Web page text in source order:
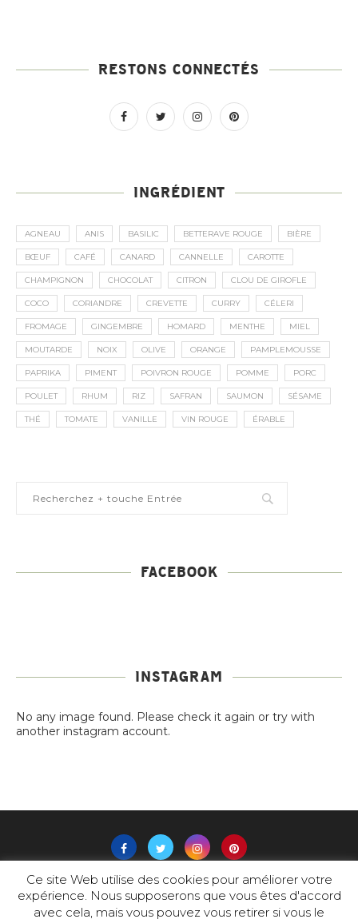
RESTONS CONNECTÉS
INGRÉDIENT
AGNEAU ANIS BASILIC BETTERAVE ROUGE BIÈRE
BŒUF CAFÉ CANARD CANNELLE CAROTTE
CHAMPIGNON CHOCOLAT CITRON CLOU DE GIROFLE
COCO CORIANDRE CREVETTE CURRY CÉLERI
FROMAGE GINGEMBRE HOMARD MENTHE MIEL
MOUTARDE NOIX OLIVE ORANGE PAMPLEMOUSSE
PAPRIKA PIMENT POIVRON ROUGE POMME PORC
POULET RHUM RIZ SAFRAN SAUMON SÉSAME
THÉ TOMATE VANILLE VIN ROUGE ÉRABLE
FACEBOOK
INSTAGRAM
No any image found. Please check it again or try with
another instagram account.
@2019 - -Tous Droits Réservés
Ce site Web utilise des cookies pour améliorer votre
expérience. Nous supposerons que vous êtes d'accord
avec cela, mais vous pouvez vous retirer si vous le